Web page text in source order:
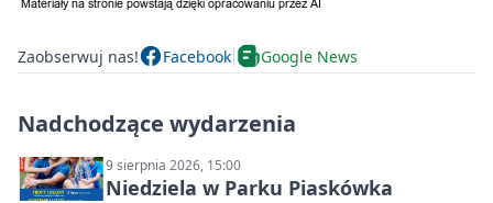
Zaobserwuj nas! Facebook Google News
Nadchodzące wydarzenia
9 sierpnia 2026, 15:00
Niedziela w Parku Piaskówka